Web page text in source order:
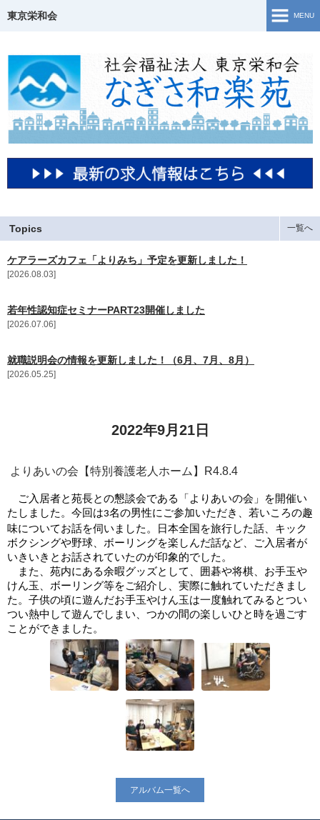
東京栄和会 MENU
介護保険事業
ご相談窓口・支援事業
障害福祉サービス
若年性認知症について
生活・活動の様子
地域共生
施設紹介
相談窓口一覧
利用対象者一覧
Topics 一覧へ
2026.08.03
ケアラーズカフェ「よりみち」予定を更新しました！
2026.07.06
若年性認知症セミナーPART23開催しました
2026.05.25
就職説明会の情報を更新しました！（6月、7月、8月）
2022年9月21日
よりあいの会【特別養護老人ホーム】R4.8.4
ご入居者と苑長との懇談会である「よりあいの会」を開催い
たしました。今回は3名の男性にご参加いただき、若いころの趣
味についてお話を伺いました。日本全国を旅行した話、キック
ボクシングや野球、ボーリングを楽しんだ話など、ご入居者が
いきいきとお話されていたのが印象的でした。
また、苑内にある余暇グッズとして、囲碁や将棋、お手玉や
けん玉、ボーリング等をご紹介し、実際に触れていただきまし
た。子供の頃に遊んだお手玉やけん玉は一度触れてみるとつい
つい熱中して遊んでしまい、つかの間の楽しいひと時を過ごす
ことができました。
アルバム一覧へ